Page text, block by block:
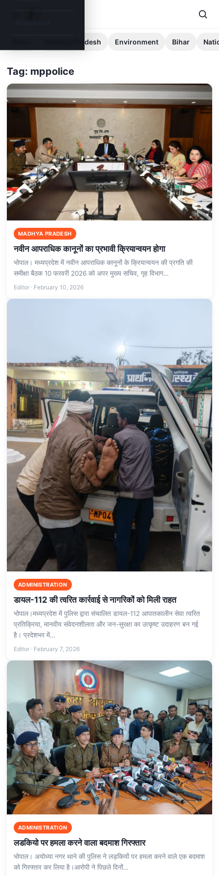
Madhya Pradesh Environment Bihar
Tag: mppolice
MADHYA PRADESH
नवीन आपराधिक कानूनों का प्रभावी क्रियान्वयन होगा
भोपाल। मध्यप्रदेश में नवीन आपराधिक कानूनों के क्रियान्वयन की प्रगति की
समीक्षा बैठक 10 फरवरी 2026 को अपर मुख्य सचिव, गृह विभाग…
Editor · February 10, 2026
ADMINISTRATION
डायल-112 की त्वरित कार्रवाई से नागरिकों को मिली राहत
भोपाल।मध्यप्रदेश में पुलिस द्वारा संचालित डायल-112 आपातकालीन सेवा त्वरित
प्रतिक्रिया, मानवीय संवेदनशीलता और जन-सुरक्षा का उत्कृष्ट उदाहरण बन गई
है। प्रदेशभर में…
Editor · February 7, 2026
ADMINISTRATION
लडकियो पर हमला करने वाला बदमाश गिरफ्तार
भोपाल। अयोध्या नगर थाने की पुलिस ने लड़कियों पर हमला करने वाले एक बदमाश
को गिरफ्तार कर लिया है।आरोपी ने पिछले दिनों…